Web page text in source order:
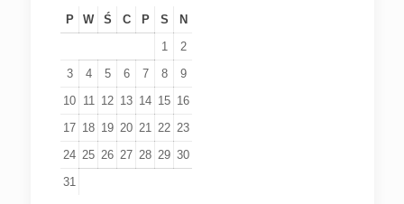
P W Ś C P S
N
1
2
3
4 5 6 7 8
9
10 11 12 13 14 15 16
17 18 19 20 21 22 23
24 25 26 27 28 29 30
31